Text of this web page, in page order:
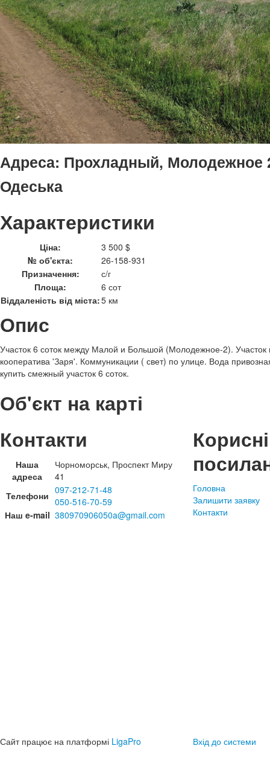
Адреса: Прохладный, Молодежное
Одеська
Характеристики
Ціна:
3 500 $
№ об'єкта:
26-158-931
Призначення:
с/г
Площа:
6 сот
Віддаленість від міста:5 км
Опис
Участок 6 соток между Малой и Большой (Молодежное-2). Участок
кооператива 'Заря'. Коммуникации ( свет) по улице. Вода
купить смежный участок 6 соток.
Об'єкт на карті
Контакти
Наша
адреса
Чорноморськ, Проспект Миру
41
Телефони 097-212-71-48
050-516-70-59
Наш e-mail 380970906050a@gmail.com
Корисні
Головна
Залишити заявку
Контакти
Сайт працює на платформі LigaPro Вхід до системи